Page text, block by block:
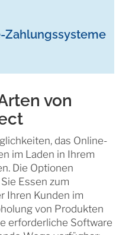
Zahlungssysteme
von
das Online-
im Laden in Ihrem
Die Optionen
Essen zum
Ihren Kunden im
von Produkten
erforderliche Software